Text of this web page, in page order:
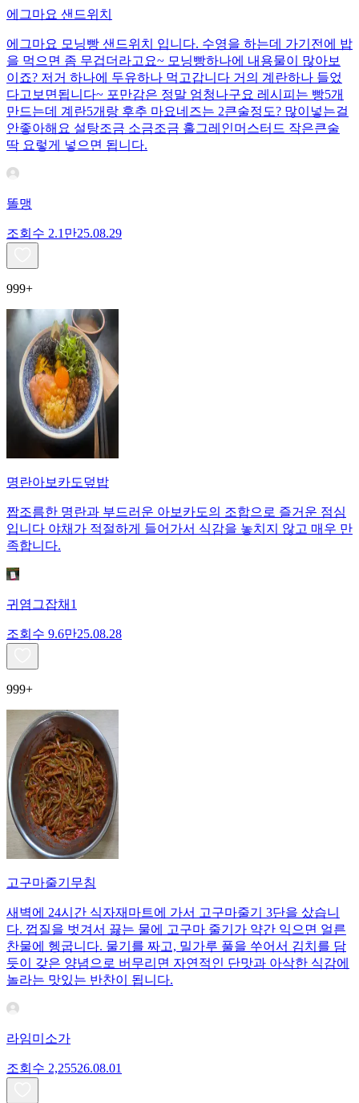
에그마요 샌드위치
에그마요 모닝빵 샌드위치 입니다. 수영을 하는데 가기전에 밥
을 먹으면 좀 무겁더라고요~ 모닝빵하나에 내용물이 많아보
이죠? 저거 하나에 두유하나 먹고갑니다 거의 계란하나 들었
다고보면됩니다~ 포만감은 정말 엄청나구요 레시피는 빵5개
만드는데 계란5개랑 후추 마요네즈는 2큰술정도? 많이넣는걸
안좋아해요 설탕조금 소금조금 홀그레인머스터드 작은큰술
딱 요렇게 넣으면 됩니다.
똘맹
조회수 2.1만25.08.29
999+
명란아보카도덮밥
짭조름한 명란과 부드러운 아보카도의 조합으로 즐거운 점심
입니다 야채가 적절하게 들어가서 식감을 놓치지 않고 매우 만
족합니다.
귀염그잡채1
조회수 9.6만25.08.28
999+
고구마줄기무침
새벽에 24시간 식자재마트에 가서 고구마줄기 3단을 샀습니
다. 껍질을 벗겨서 끓는 물에 고구마 줄기가 약간 익으면 얼른
찬물에 헹굽니다. 물기를 짜고, 밀가루 풀을 쑤어서 김치를 담
듯이 갖은 양념으로 버무리면 자연적인 단맛과 아삭한 식감에
놀라는 맛있는 반찬이 됩니다.
라임미소가
조회수 2,25526.08.01